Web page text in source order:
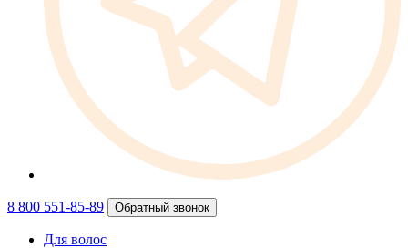
8 800 551-85-89 Обратный звонок
Для волос